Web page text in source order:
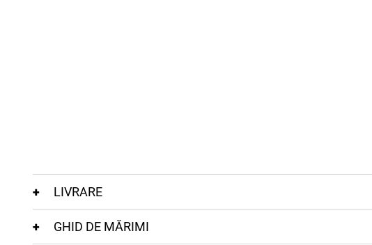
LIVRARE
GHID DE MĂRIMI